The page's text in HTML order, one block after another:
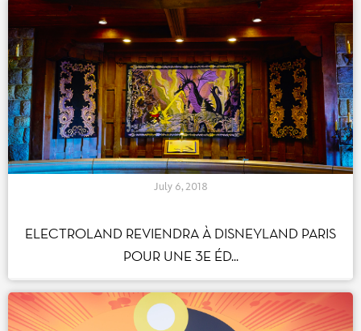
July 6, 2018
ELECTROLAND REVIENDRA À DISNEYLAND PARIS
POUR UNE 3E ÉD...